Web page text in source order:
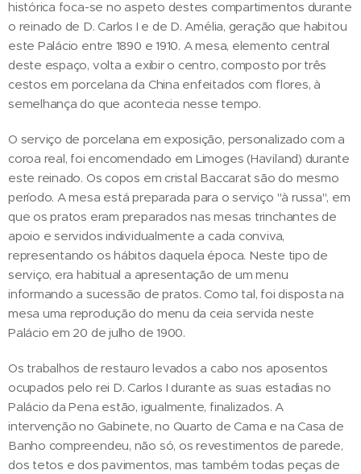
histórica foca-se no aspeto destes compartimentos durante
o reinado de D. Carlos I e de D. Amélia, geração que habitou
este Palácio entre 1890 e 1910. A mesa, elemento central
deste espaço, volta a exibir o centro, composto por três
cestos em porcelana da China enfeitados com flores, à
semelhança do que acontecia nesse tempo.
O serviço de porcelana em exposição, personalizado com a
coroa real, foi encomendado em Limoges (Haviland) durante
este reinado. Os copos em cristal Baccarat são do mesmo
período. A mesa está preparada para o serviço "à russa", em
que os pratos eram preparados nas mesas trinchantes de
apoio e servidos individualmente a cada conviva,
representando os hábitos daquela época. Neste tipo de
serviço, era habitual a apresentação de um menu
informando a sucessão de pratos. Como tal, foi disposta na
mesa uma reprodução do menu da ceia servida neste
Palácio em 20 de julho de 1900.
Os trabalhos de restauro levados a cabo nos aposentos
ocupados pelo rei D. Carlos I durante as suas estadias no
Palácio da Pena estão, igualmente, finalizados. A
intervenção no Gabinete, no Quarto de Cama e na Casa de
Banho compreendeu, não só, os revestimentos de parede,
dos tetos e dos pavimentos, mas também todas peças de